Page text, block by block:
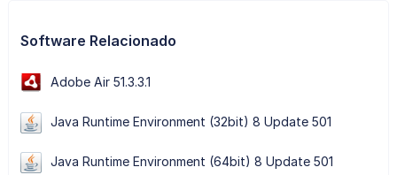
Software Relacionado
Adobe Air 51.3.3.1
Java Runtime Environment (32bit) 8 Update 501
Java Runtime Environment (64bit) 8 Update 501